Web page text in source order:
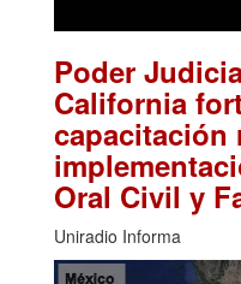
Poder
California
capacitación
Oral Civil y
Uniradio Informa